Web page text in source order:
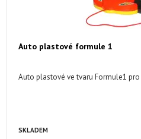
Auto plastové formule 1
Auto plastové ve tvaru Formule1
SKLADEM